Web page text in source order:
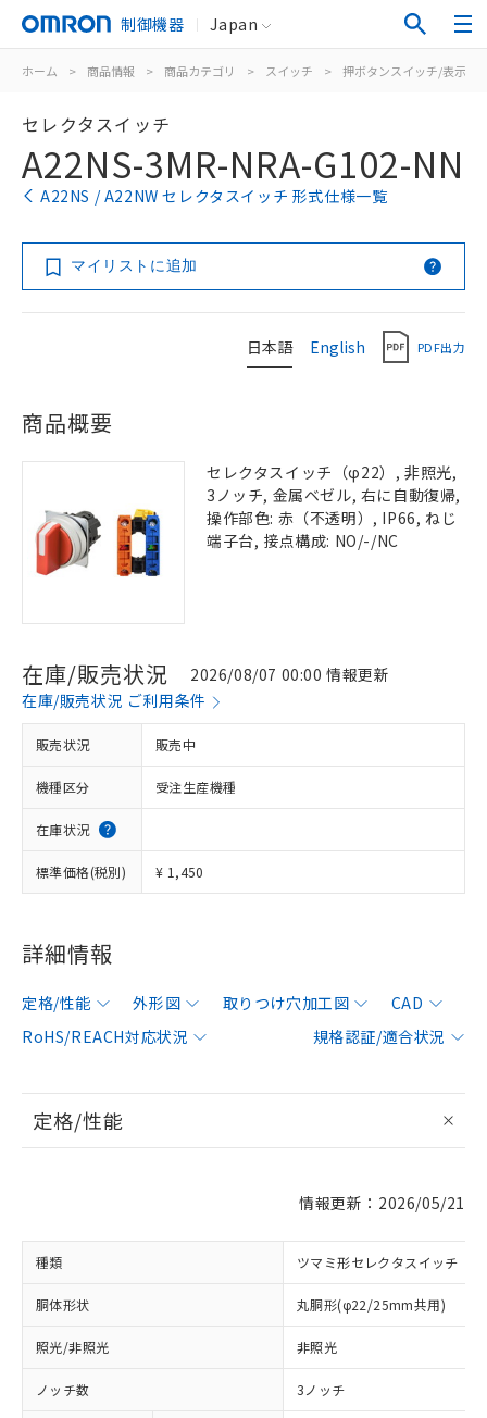
制御機器 Japan
ホーム > 商品情報 > 商品カテゴリ > スイッチ > 押ボタンスイッチ/表示灯
セレクタスイッチ
A22NS-3MR-NRA-G102-NN
A22NS / A22NW セレクタスイッチ 形式仕様一覧
マイリストに追加
日本語 English PDF出力
商品概要
セレクタスイッチ（φ22）, 非照光,
3ノッチ, 金属ベゼル, 右に自動復帰,
操作部色: 赤（不透明）, IP66, ねじ
端子台, 接点構成: NO/-/NC
在庫/販売状況
2026/08/07 00:00 情報更新
在庫/販売状況 ご利用条件
販売状況 販売中
機種区分 受注生産機種
在庫状況
標準価格(税別) ¥ 1,450
詳細情報
定格/性能 外形図 取りつけ穴加工図
CAD
RoHS/REACH対応状況
規格認証/適合状況
定格/性能
情報更新：2026/05/21
種類 ツマミ形セレクタスイッチ
胴体形状 丸胴形(φ22/25mm共用)
照光/非照光 非照光
ノッチ数 3ノッチ